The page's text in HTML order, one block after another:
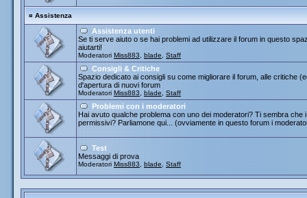
¤ Assistenza
Assistenza utenti
Se ti serve aiuto o se hai problemi ad utilizzare il forum in questo
aiutarti!
Moderatori Miss883 blade Staff
Consigli & Critiche
Spazio dedicato ai consigli su come migliorare il forum, alle critiche
d'apertura di nuovi forum
Moderatori Miss883 blade Staff
Problemi con i moderatori
Hai avuto qualche problema con uno dei moderatori? Ti sembra
permissivi? Parliamone qui... (ovviamente in questo forum i
Test
Messaggi di prova
Moderatori Miss883 blade Staff